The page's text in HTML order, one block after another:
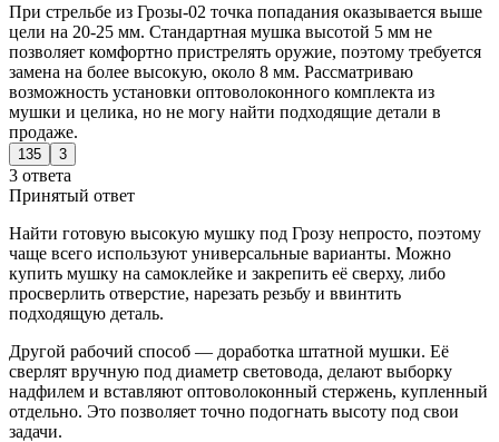
При стрельбе из Грозы-02 точка попадания оказывается выше
цели на 20-25 мм. Стандартная мушка высотой 5 мм не
позволяет комфортно пристрелять оружие, поэтому требуется
замена на более высокую, около 8 мм. Рассматриваю
возможность установки оптоволоконного комплекта из
мушки и целика, но не могу найти подходящие детали в
продаже.
135 3
3 ответа
Принятый ответ
Найти готовую высокую мушку под Грозу непросто, поэтому
чаще всего используют универсальные варианты. Можно
купить мушку на самоклейке и закрепить её сверху, либо
просверлить отверстие, нарезать резьбу и ввинтить
подходящую деталь.
Другой рабочий способ — доработка штатной мушки. Её
сверлят вручную под диаметр световода, делают выборку
надфилем и вставляют оптоволоконный стержень, купленный
отдельно. Это позволяет точно подогнать высоту под свои
задачи.